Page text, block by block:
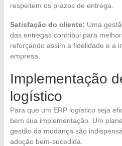
respeitem os prazos de entrega.
Satisfação do cliente: Uma
das entregas contribui para
reforçando assim a fidelidade e a
empresa.
Implementação
logístico
Para que um ERP logístico seja
bem sua implementação. Um
gestão da mudança são
adoção bem-sucedida.